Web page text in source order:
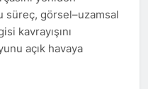
süreç, görsel–uzamsal
kavrayışını
açık havaya